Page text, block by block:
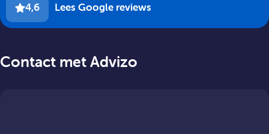
4,6 Lees Google reviews
Contact met Advizo